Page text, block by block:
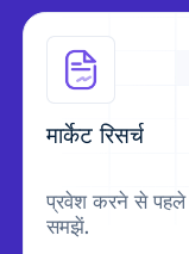
मार्केट रिसर्च
प्रवेश करने से पहले
समझें.